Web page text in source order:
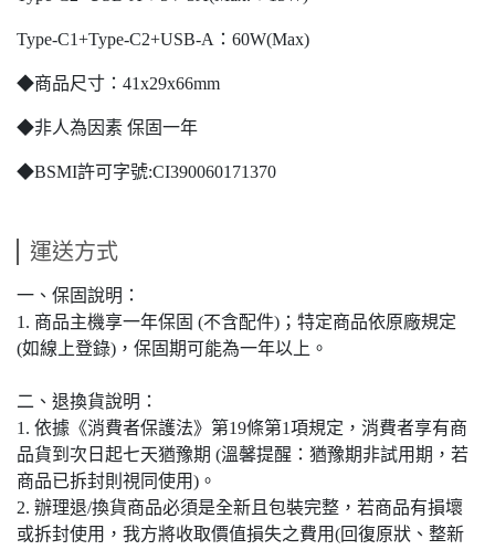
Type-C1+Type-C2+USB-A：60W(Max)
◆商品尺寸：41x29x66mm
◆非人為因素 保固一年
◆BSMI許可字號:CI390060171370
運送方式
一、保固說明：
1. 商品主機享一年保固 (不含配件)；特定商品依原廠規定
(如線上登錄)，保固期可能為一年以上。
二、退換貨說明：
1. 依據《消費者保護法》第19條第1項規定，消費者享有商
品貨到次日起七天猶豫期 (溫馨提醒：猶豫期非試用期，若
商品已拆封則視同使用)。
2. 辦理退/換貨商品必須是全新且包裝完整，若商品有損壞
或拆封使用，我方將收取價值損失之費用(回復原狀、整新